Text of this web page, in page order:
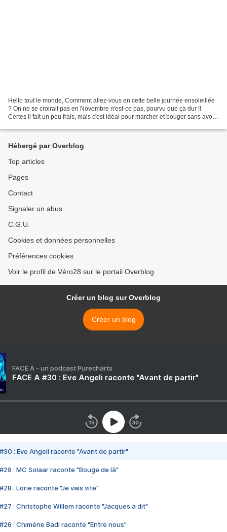
Hello tout le monde, Comment allez-vous en cette belle journée ensoleillée
? On ne se croirait pas en Novembre n'est-ce pas, pourvu que ça dur !!
Certes il fait un peu frais, mais c'est idéal pour marcher et bouger sans avoir
Hébergé par Overblog
Top articles
Pages
Contact
Signaler un abus
C.G.U.
Cookies et données personnelles
Préférences cookies
Voir le profil de Véro28 sur le portail Overblog
Créer un blog sur Overblog
Créer un blog
FACE A - un podcast Purecharts
FACE A #30 : Eve Angeli raconte "Avant de partir"
#30 : Eve Angeli raconte "Avant de partir"
#29 : MC Solaar raconte "Bouge de là"
#28 : Lorie raconte "Je vais vite"
#27 : Christophe Willem raconte "Jacques a dit"
#26 : Chimène Badi raconte "Entre nous"